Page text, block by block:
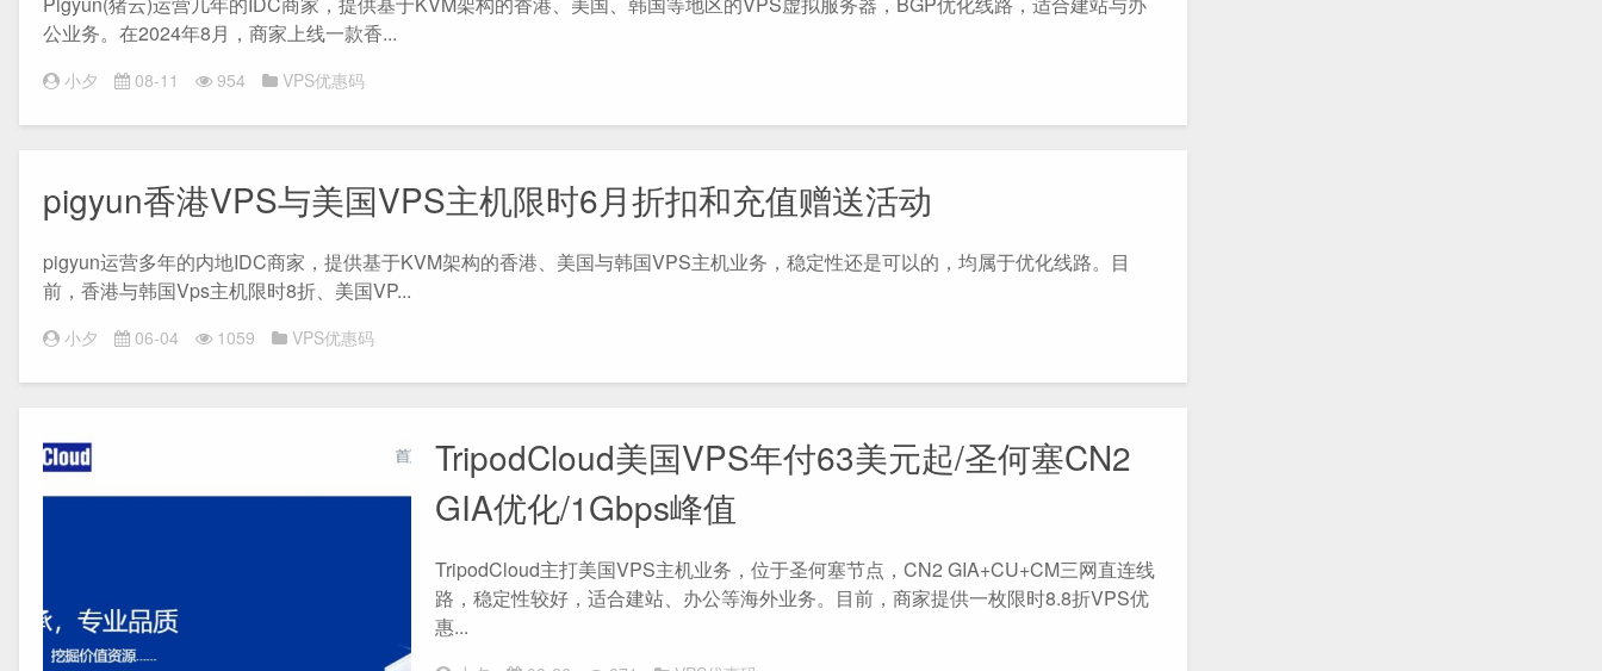
公业务。在2024年8月，商家上线一款香...
小夕 08-11 954 VPS优惠码
pigyun香港VPS与美国VPS主机限时6月折扣和充值赠送活动
pigyun运营多年的内地IDC商家，提供基于KVM架构的香港、美国与韩国VPS主机业务，稳定性还是可以的，均属于优化线路。目
前，香港与韩国Vps主机限时8折、美国VP...
小夕 06-04 1059 VPS优惠码
TripodCloud美国VPS年付63美元起/圣何塞CN2
GIA优化/1Gbps峰值
TripodCloud主打美国VPS主机业务，位于圣何塞节点，CN2 GIA+CU+CM三网直连线
路，稳定性较好，适合建站、办公等海外业务。目前，商家提供一枚限时8.8折VPS优
惠...